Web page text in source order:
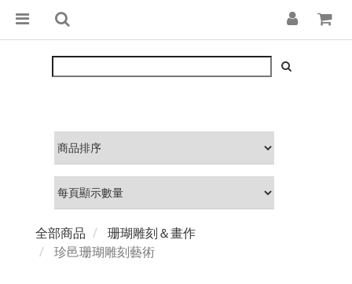
全部商品
珊瑚雕刻＆畫作
珍邑珊瑚雕刻藝術